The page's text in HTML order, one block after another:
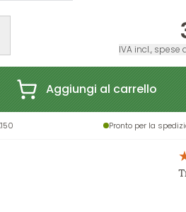
IVA incl.,
Aggiungi al carrello
Pronto per la